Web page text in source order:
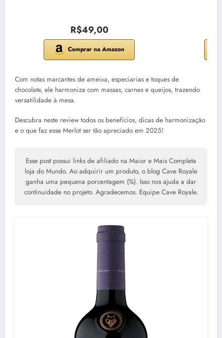
R$49,00
Comprar na Amazon
Com notas marcantes de ameixa, especiarias e toques de
chocolate, ele harmoniza com massas, carnes e queijos, trazendo
versatilidade à mesa.
Descubra neste review todos os benefícios, dicas de harmonização
e o que faz esse Merlot ser tão apreciado em 2025!
Esse post possui links de afiliado na Maior e Mais Completa
loja do Mundo. Ao adquirir um produto, o blog Cave Royale
ganha uma pequena porcentagem (%). Isso nos ajuda a dar
continuidade no projeto. Agradecemos. Equipe Cave Royale.